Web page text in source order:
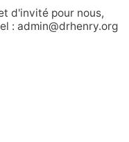
d'invité pour nous,
: admin@drhenry.org